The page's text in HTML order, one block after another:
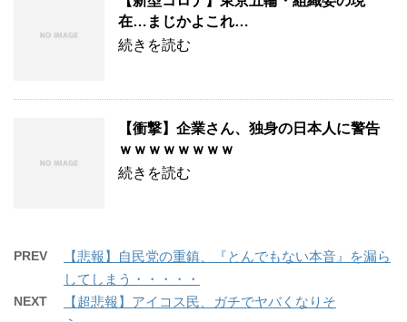
在…まじかよこれ…
続きを読む
【衝撃】企業さん、独身の日本人に警告
ｗｗｗｗｗｗｗｗ
続きを読む
PREV
【悲報】自民党の重鎮、『とんでもない本音』を漏ら
してしまう・・・・・
NEXT
【超悲報】アイコス民、ガチでヤバくなりそ